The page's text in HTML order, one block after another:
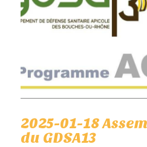
2025-01-18
du GDSA13